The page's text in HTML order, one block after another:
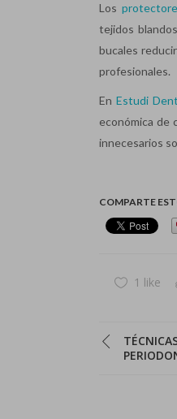
Los
tejidos
bucales
profesionales.
EnEstudi
económica de
innecesarios
COMPARTE
1 like